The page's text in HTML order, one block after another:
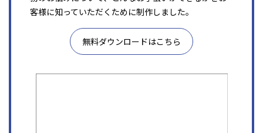
客様に知っていただくために制作しました。
無料ダウンロードはこちら